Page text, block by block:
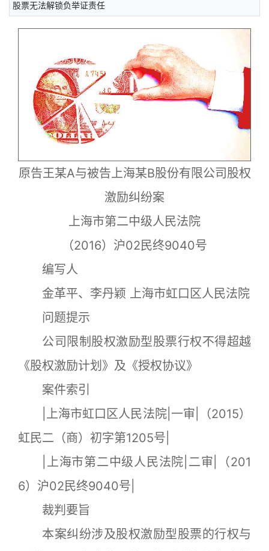
股票无法解锁负举证责任
原告王某A与被告上海某B股份有限公司股权
激励纠纷案
上海市第二中级人民法院
（2016）沪02民终9040号
编写人
金革平、李丹颖 上海市虹口区人民法院
问题提示
公司限制股权激励型股票行权不得超越
《股权激励计划》及《授权协议》
案件索引
|上海市虹口区人民法院|一审|（2015）
虹民二（商）初字第1205号|
|上海市第二中级人民法院|二审|（201
6）沪02民终9040号|
裁判要旨
本案纠纷涉及股权激励型股票的行权与